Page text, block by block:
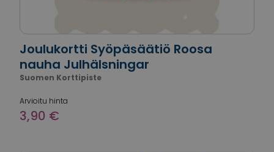
Joulukortti Syöpäsäätiö Roosa
nauha Julhälsningar
Suomen Korttipiste
Arvioitu hinta
3,90 €